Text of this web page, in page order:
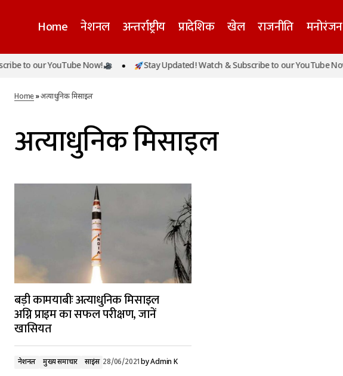
Home नेशनल अन्तर्राष्ट्रीय प्रादेशिक खेल राजनीति मनोरंजन
to our YouTube Now! Stay Updated! Watch & Subscribe to our YouTube Now!
Home»अत्याधुनिक मिसाइल
अत्याधुनिक मिसाइल
बड़ी कामयाबीः अत्याधुनिक मिसाइल
अग्नि प्राइम का सफल परीक्षण, जानें
खासियत
नेशनल मुख्य समाचार साइंस 28/06/2021byAdmin K